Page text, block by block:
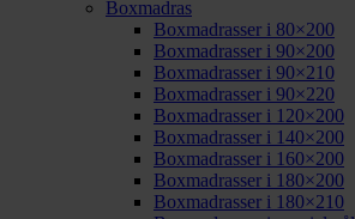
Boxmadras
Boxmadrasser i 80×200
Boxmadrasser i 90×200
Boxmadrasser i 90×210
Boxmadrasser i 90×220
Boxmadrasser i 120×200
Boxmadrasser i 140×200
Boxmadrasser i 160×200
Boxmadrasser i 180×200
Boxmadrasser i 180×210